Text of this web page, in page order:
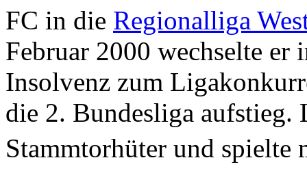
FC in die Regionalliga
Februar 2000 wechselte er
Insolvenz zum
die 2. Bundesliga aufstieg.
Stammtorhüter und spielte